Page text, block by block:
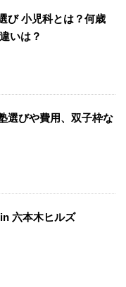
び 小児科とは？何歳
いは？
選びや費用、双子枠な
六本木ヒルズ